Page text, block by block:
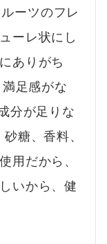
ーツのフレ
ーレ状にし
ありがち
足感がな
分が足りな
糖、香料、
用だから、
いから、健